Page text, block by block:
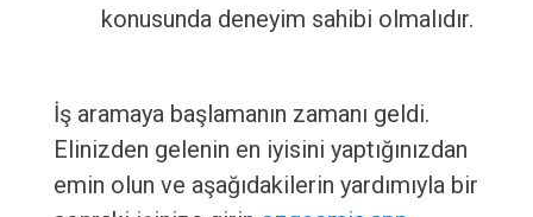
konusunda deneyim sahibi olmalıdır.
İş aramaya başlamanın zamanı geldi.
Elinizden gelenin en iyisini yaptığınızdan
emin olun ve aşağıdakilerin yardımıyla bir